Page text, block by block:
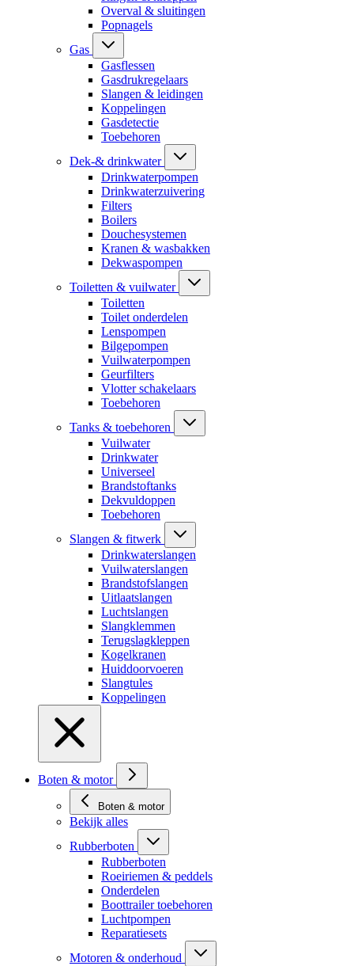
Overval & sluitingen
Popnagels
Gas
Gasflessen
Gasdrukregelaars
Slangen & leidingen
Koppelingen
Gasdetectie
Toebehoren
Dek-& drinkwater
Drinkwaterpompen
Drinkwaterzuivering
Filters
Boilers
Douchesystemen
Kranen & wasbakken
Dekwaspompen
Toiletten & vuilwater
Toiletten
Toilet onderdelen
Lenspompen
Bilgepompen
Vuilwaterpompen
Geurfilters
Vlotter schakelaars
Toebehoren
Tanks & toebehoren
Vuilwater
Drinkwater
Universeel
Brandstoftanks
Dekvuldoppen
Toebehoren
Slangen & fitwerk
Drinkwaterslangen
Vuilwaterslangen
Brandstofslangen
Uitlaatslangen
Luchtslangen
Slangklemmen
Terugslagkleppen
Kogelkranen
Huiddoorvoeren
Slangtules
Koppelingen
Boten & motor
Boten & motor
Bekijk alles
Rubberboten
Rubberboten
Roeiriemen & peddels
Onderdelen
Boottrailer toebehoren
Luchtpompen
Reparatiesets
Motoren & onderhoud